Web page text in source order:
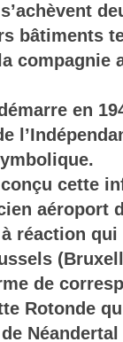
bâtiments
compagnie
en
cette
aéroport
réaction qui
de
Rotonde